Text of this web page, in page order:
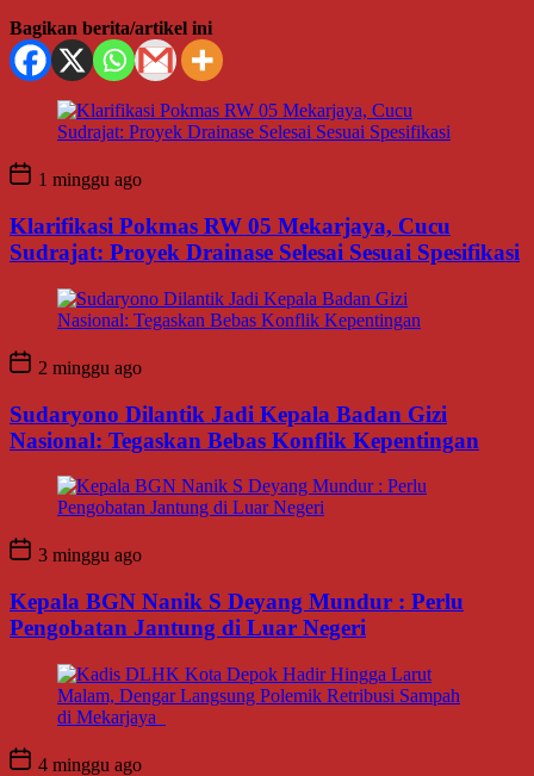
Bagikan berita/artikel ini
1 minggu ago
Klarifikasi Pokmas RW 05 Mekarjaya, Cucu
Sudrajat: Proyek Drainase Selesai Sesuai Spesifikasi
2 minggu ago
Sudaryono Dilantik Jadi Kepala Badan Gizi
Nasional: Tegaskan Bebas Konflik Kepentingan
3 minggu ago
Kepala BGN Nanik S Deyang Mundur : Perlu
Pengobatan Jantung di Luar Negeri
4 minggu ago